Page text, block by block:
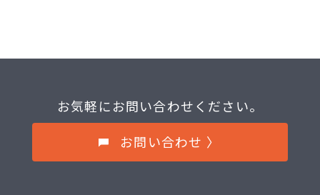
お気軽にお問い合わせください。
お問い合わせ 〉